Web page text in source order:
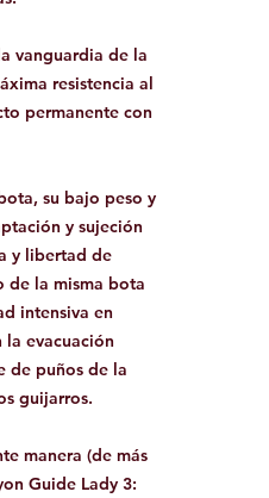
vanguardia de la
resistencia al
permanente con
su bajo peso y
y sujeción
y libertad de
de la misma bota
intensiva en
la evacuación
de puños de la
guijarros.
manera (de más
Guide Lady 3: